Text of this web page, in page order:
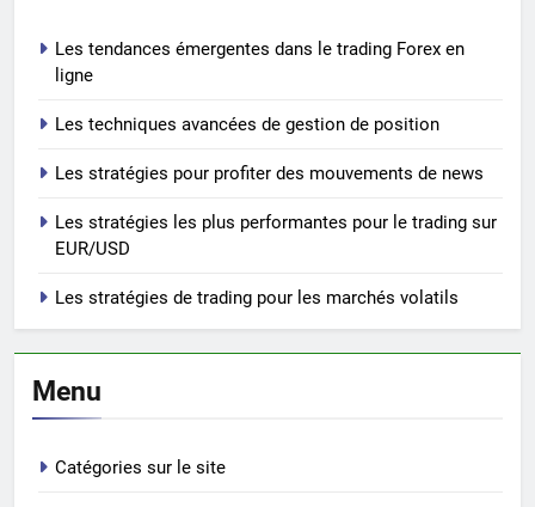
Les tendances émergentes dans le trading Forex en
ligne
Les techniques avancées de gestion de position
Les stratégies pour profiter des mouvements de news
Les stratégies les plus performantes pour le trading sur
EUR/USD
Les stratégies de trading pour les marchés volatils
Menu
Catégories sur le site